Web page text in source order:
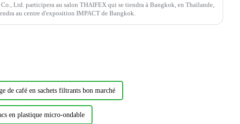
Ltd. participera au salon THAIFEX qui se tiendra à Bangkok, en Thaïlande,
au centre d'exposition IMPACT de Bangkok.
de café en sachets filtrants bon marché
en plastique micro-ondable